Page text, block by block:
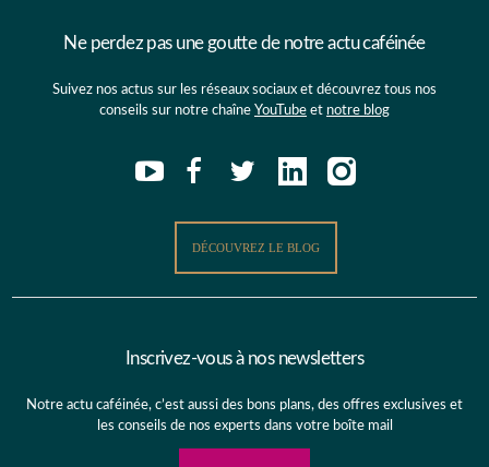
Ne perdez pas une goutte de notre actu caféinée
Suivez nos actus sur les réseaux sociaux et découvrez tous nos
conseils sur notre chaîne YouTube et notre blog
DÉCOUVREZ LE BLOG
Inscrivez-vous à nos newsletters
Notre actu caféinée, c’est aussi des bons plans, des offres exclusives et
les conseils de nos experts dans votre boîte mail